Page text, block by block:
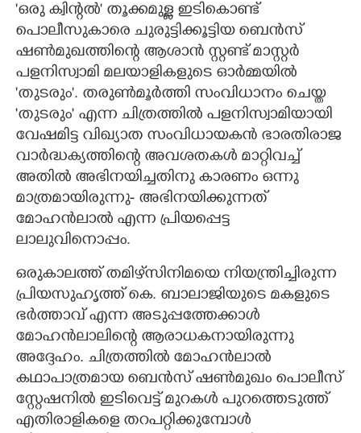
CARTOONS
LITERATURE
ZOOM
CONTACT US
'ഒരു ക്വിന്റൽ' തൂക്കമുള്ള ഇടികൊണ്ട്
പൊലീസുകാരെ ചുരുട്ടിക്കൂട്ടിയ ബെൻസ്
ഷൺമുഖത്തിന്റെ ആശാൻ സ്റ്റണ്ട് മാസ്റ്റർ
പളനിസ്വാമി മലയാളികളുടെ ഓർമ്മയിൽ
'തുടരും'. തരുൺമൂർത്തി സംവിധാനം ചെയ്ത
'തുടരും' എന്ന ചിത്രത്തിൽ പളനിസ്വാമിയായി
വേഷമിട്ട വിഖ്യാത സംവിധായകൻ ഭാരതിരാജ
വാർദ്ധക്യത്തിന്റെ അവശതകൾ മാറ്റിവച്ച്
അതിൽ അഭിനയിച്ചതിനു കാരണം ഒന്നു
മാത്രമായിരുന്നു- അഭിനയിക്കുന്നത്
മോഹൻലാൽ എന്ന പ്രിയപ്പെട്ട
ലാലുവിനൊപ്പം.
ഒരുകാലത്ത് തമിഴ്‌സിനിമയെ നിയന്ത്രിച്ചിരുന്ന
പ്രിയസുഹൃത്ത് കെ. ബാലാജിയുടെ മകളുടെ
ഭർത്താവ് എന്ന അടുപ്പത്തേക്കാൾ
മോഹൻലാലിന്റെ ആരാധകനായിരുന്നു
അദ്ദേഹം. ചിത്രത്തിൽ മോഹൻലാൽ
കഥാപാത്രമായ ബെൻസ് ഷൺമുഖം പൊലീസ്
സ്റ്റേഷനിൽ ഇടിവെട്ട് മുറകൾ പുറത്തെടുത്ത്
എതിരാളികളെ തറപറ്റിക്കുമ്പോൾ